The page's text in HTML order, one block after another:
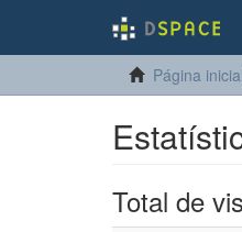
Página inicial
Total de